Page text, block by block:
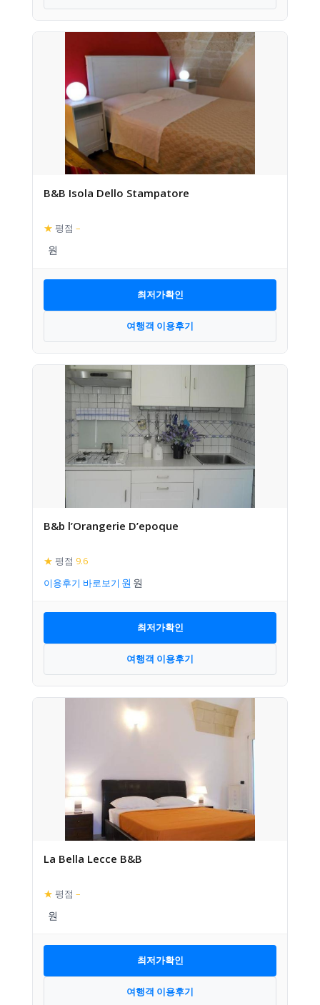
B&B Isola Dello Stampatore
★ 평점 –
최저가확인
여행객 이용후기
B&b l’Orangerie D’epoque
★ 평점 9.6
이용후기 바로보기
최저가확인
여행객 이용후기
La Bella Lecce B&B
★ 평점 –
최저가확인
여행객 이용후기